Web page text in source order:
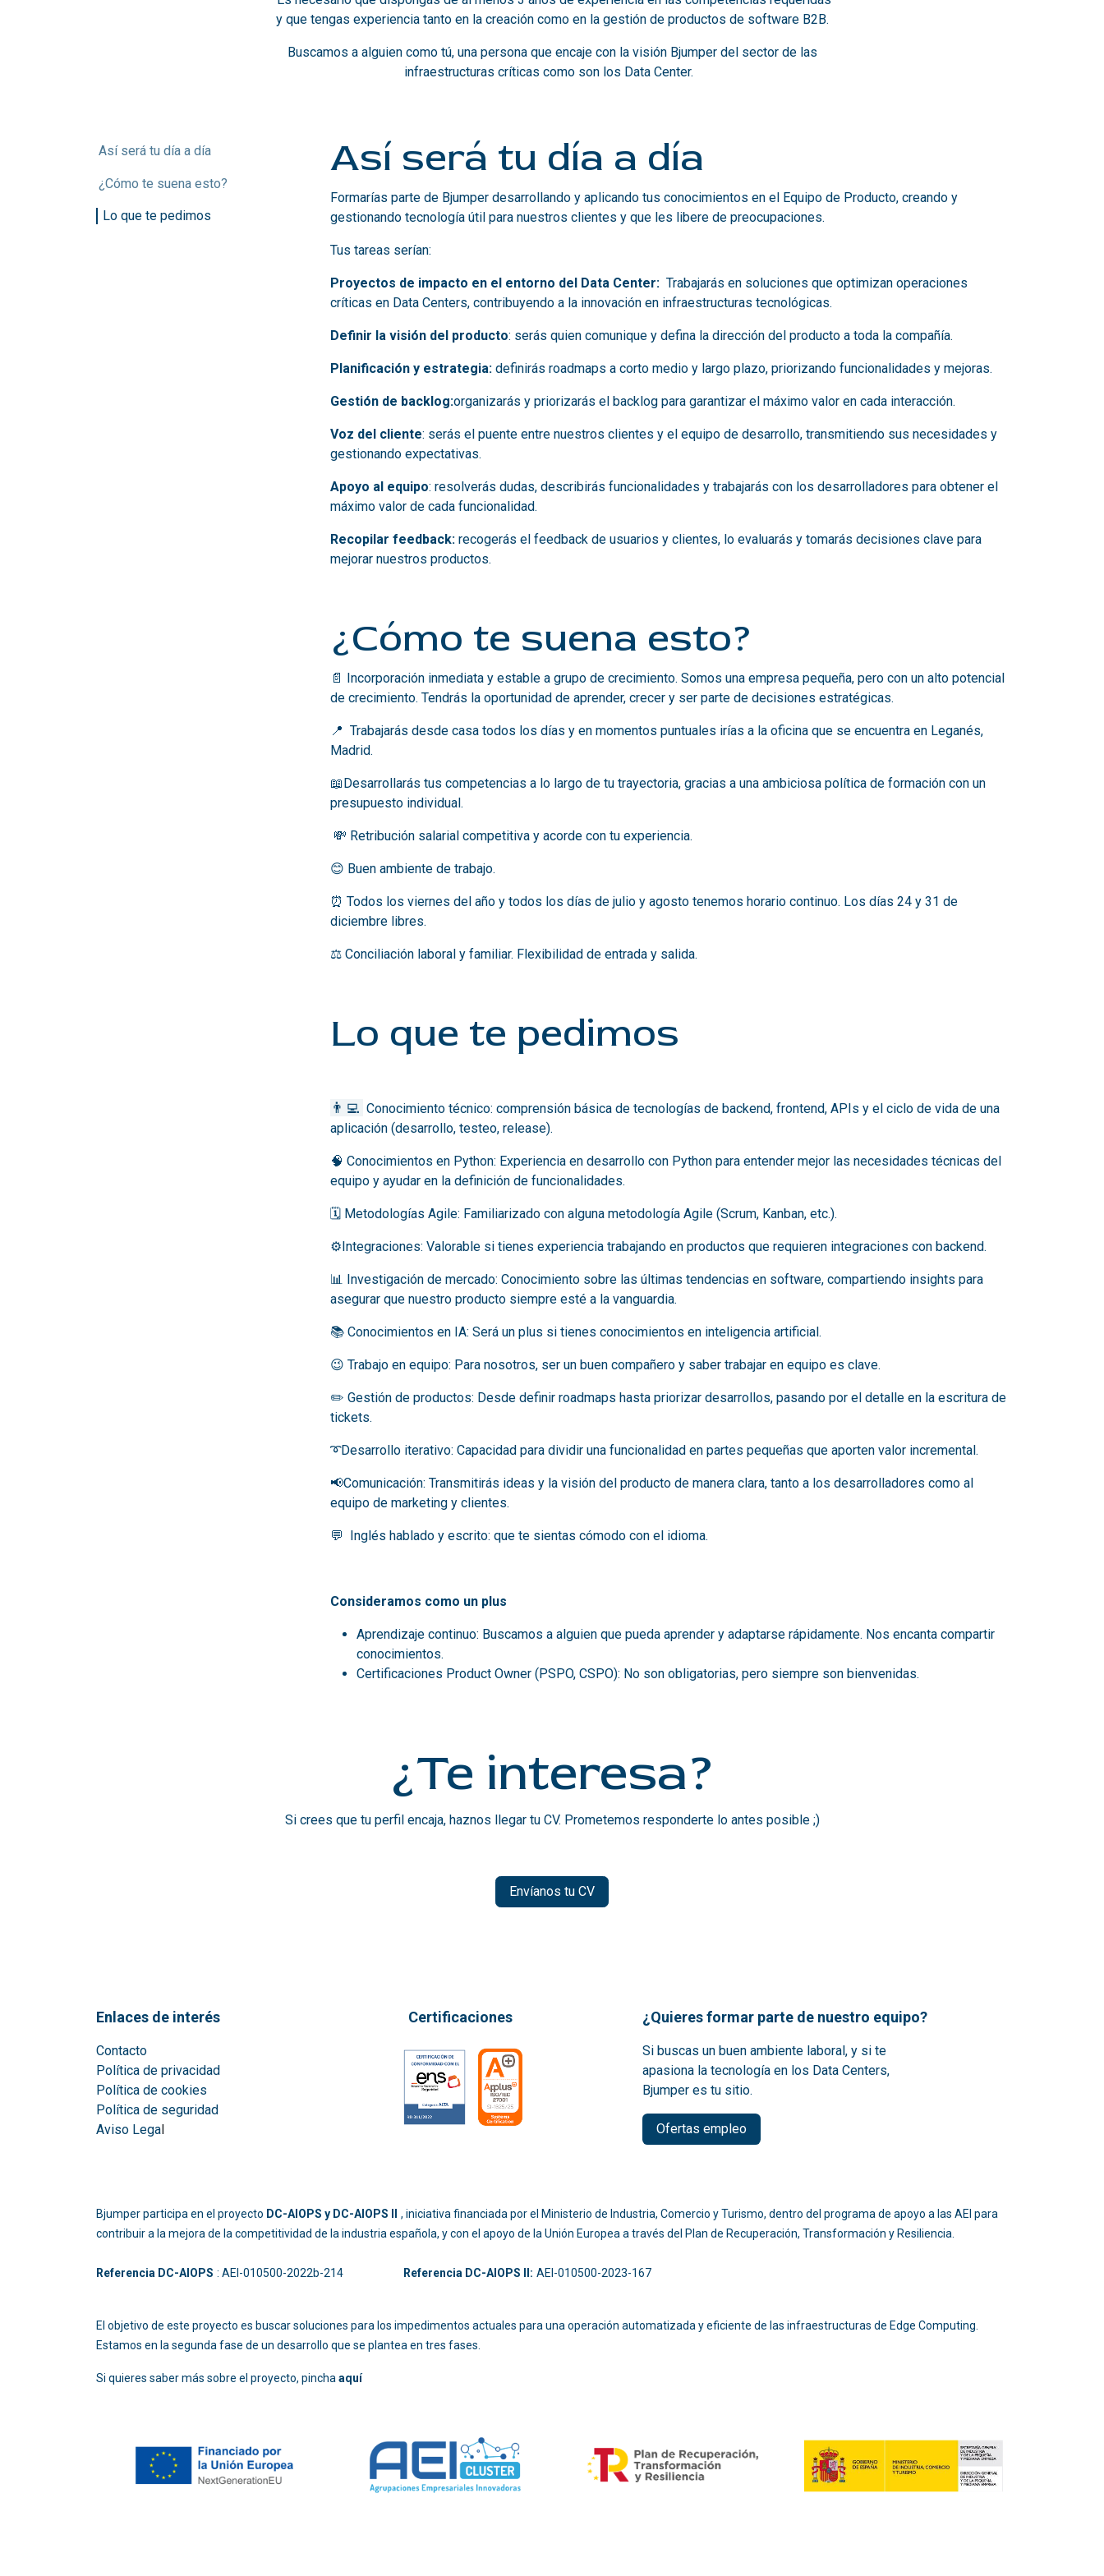
y que tengas experiencia tanto en la creación como en la gestión de productos de software B2B.
Buscamos a alguien como tú, una persona que encaje con la visión Bjumper del sector de las
infraestructuras críticas como son los Data Center.
Así será tu día a día
¿Cómo te suena esto?
Lo que te pedimos
Así será tu día a día
Formarías parte de Bjumper desarrollando y aplicando tus conocimientos en el Equipo de Producto, creando y
gestionando tecnología útil para nuestros clientes y que les libere de preocupaciones.
Tus tareas serían:
Proyectos de impacto en el entorno del Data Center: Trabajarás en soluciones que optimizan operaciones
críticas en Data Centers, contribuyendo a la innovación en infraestructuras tecnológicas.
Definir la visión del producto: serás quien comunique y defina la dirección del producto a toda la compañía.
Planificación y estrategia: definirás roadmaps a corto medio y largo plazo, priorizando funcionalidades y mejoras.
Gestión de backlog:organizarás y priorizarás el backlog para garantizar el máximo valor en cada interacción.
Voz del cliente: serás el puente entre nuestros clientes y el equipo de desarrollo, transmitiendo sus necesidades y
gestionando expectativas.
Apoyo al equipo: resolverás dudas, describirás funcionalidades y trabajarás con los desarrolladores para obtener el
máximo valor de cada funcionalidad.
Recopilar feedback: recogerás el feedback de usuarios y clientes, lo evaluarás y tomarás decisiones clave para
mejorar nuestros productos.
¿Cómo te suena esto?
📄 Incorporación inmediata y estable a grupo de crecimiento. Somos una empresa pequeña, pero con un alto potencial
de crecimiento. Tendrás la oportunidad de aprender, crecer y ser parte de decisiones estratégicas.
📍 Trabajarás desde casa todos los días y en momentos puntuales irías a la oficina que se encuentra en Leganés,
Madrid.
📖Desarrollarás tus competencias a lo largo de tu trayectoria, gracias a una ambiciosa política de formación con un
presupuesto individual.
💸 Retribución salarial competitiva y acorde con tu experiencia.
😊 Buen ambiente de trabajo.
⏰ Todos los viernes del año y todos los días de julio y agosto tenemos horario continuo. Los días 24 y 31 de
diciembre libres.
⚖️ Conciliación laboral y familiar. Flexibilidad de entrada y salida.
Lo que te pedimos
👨‍💻 Conocimiento técnico: comprensión básica de tecnologías de backend, frontend, APIs y el ciclo de vida de una
aplicación (desarrollo, testeo, release).
🧠 Conocimientos en Python: Experiencia en desarrollo con Python para entender mejor las necesidades técnicas del
equipo y ayudar en la definición de funcionalidades.
🗓️ Metodologías Agile: Familiarizado con alguna metodología Agile (Scrum, Kanban, etc.).
⚙️Integraciones: Valorable si tienes experiencia trabajando en productos que requieren integraciones con backend.
📊 Investigación de mercado: Conocimiento sobre las últimas tendencias en software, compartiendo insights para
asegurar que nuestro producto siempre esté a la vanguardia.
📚 Conocimientos en IA: Será un plus si tienes conocimientos en inteligencia artificial.
😉 Trabajo en equipo: Para nosotros, ser un buen compañero y saber trabajar en equipo es clave.
✏️ Gestión de productos: Desde definir roadmaps hasta priorizar desarrollos, pasando por el detalle en la escritura de
tickets.
➰Desarrollo iterativo: Capacidad para dividir una funcionalidad en partes pequeñas que aporten valor incremental.
📢Comunicación: Transmitirás ideas y la visión del producto de manera clara, tanto a los desarrolladores como al
equipo de marketing y clientes.
💬 Inglés hablado y escrito: que te sientas cómodo con el idioma.
Consideramos como un plus
Aprendizaje continuo: Buscamos a alguien que pueda aprender y adaptarse rápidamente. Nos encanta compartir
conocimientos.
Certificaciones Product Owner (PSPO, CSPO): No son obligatorias, pero siempre son bienvenidas.
¿Te interesa?
Si crees que tu perfil encaja, haznos llegar tu CV. Prometemos responderte lo antes posible ;)
Envíanos tu CV
Enlaces de interés
Contacto
Política de privacidad
Política de cookies
Política de seguridad
Aviso Legal
Certificaciones ¿Quieres formar parte de nuestro equipo?
Si buscas un buen ambiente laboral, y si te
apasiona la tecnología en los Data Centers,
Bjumper es tu sitio.
Ofertas empleo
Bjumper participa en el proyecto DC-AIOPS y DC-AIOPS II
, iniciativa financiada por el Ministerio de Industria, Comercio y Turismo, dentro del programa de apoyo a las AEI para
contribuir a la mejora de la competitividad de la industria española, y con el apoyo de la Unión Europea a través del Plan de Recuperación, Transformación y Resiliencia.
Referencia DC-AIOPS : AEI-010500-2022b-214 Referencia DC-AIOPS II: AEI-010500-2023-167
El objetivo de este proyecto es buscar soluciones para los impedimentos actuales para una operación automatizada y eficiente de las infraestructuras de Edge Computing.
Estamos en la segunda fase de un desarrollo que se plantea en tres fases.
Si quieres saber más sobre el proyecto, pincha aquí